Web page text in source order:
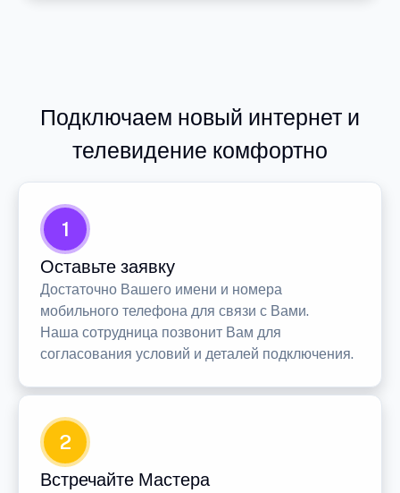
Подключаем новый интернет и
телевидение комфортно
1
Оставьте заявку
Достаточно Вашего имени и номера
мобильного телефона для связи с Вами.
Наша сотрудница позвонит Вам для
согласования условий и деталей подключения.
2
Встречайте Мастера